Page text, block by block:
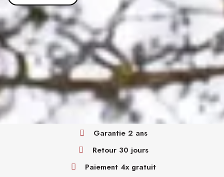
Garantie 2 ans
Retour 30 jours
Paiement 4x gratuit